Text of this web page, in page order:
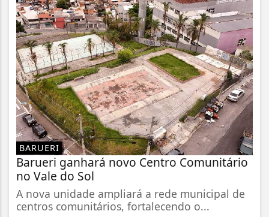
BARUERI
Barueri ganhará novo Centro Comunitário
no Vale do Sol
A nova unidade ampliará a rede municipal de
centros comunitários, fortalecendo o...